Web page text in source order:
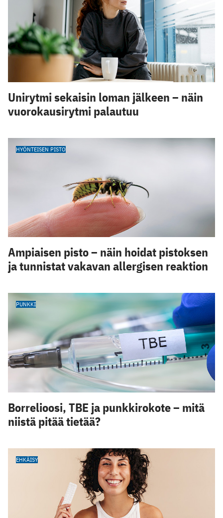
Unirytmi sekaisin loman jälkeen – näin
vuorokausirytmi palautuu
HYÖNTEISEN PISTO
Ampiaisen pisto – näin hoidat pistoksen
ja tunnistat vakavan allergisen reaktion
PUNKKI
Borrelioosi, TBE ja punkkirokote – mitä
niistä pitää tietää?
EHKÄISY